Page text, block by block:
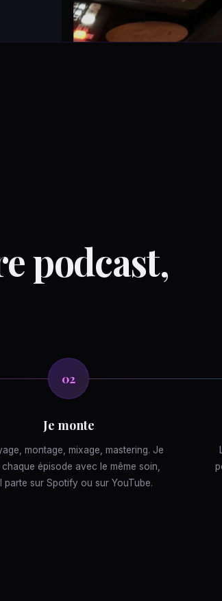
podcast,
02
Je monte
montage, mixage, mastering. Je
épisode avec le même soin,
parte sur Spotify ou sur YouTube.